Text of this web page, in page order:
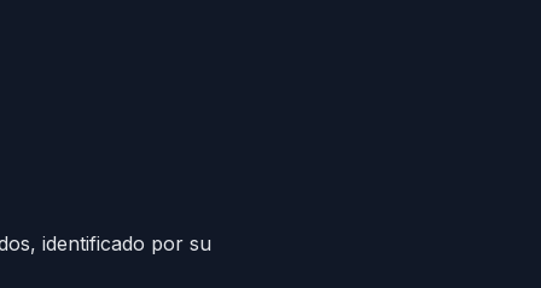
identificado por su